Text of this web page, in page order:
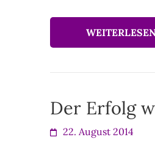
Der Erfolg
22. August 2014